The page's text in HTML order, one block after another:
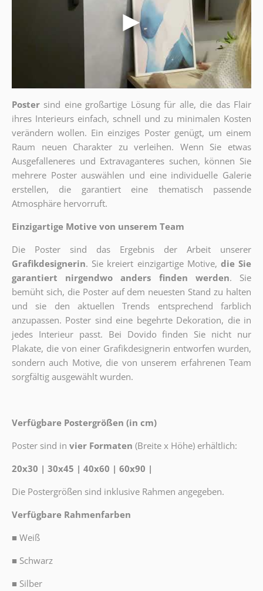
Poster sind eine großartige Lösung für alle, die das Flair
ihres Interieurs einfach, schnell und zu minimalen Kosten
verändern wollen. Ein einziges Poster genügt, um einem
Raum neuen Charakter zu verleihen. Wenn Sie etwas
Ausgefalleneres und Extravaganteres suchen, können Sie
mehrere Poster auswählen und eine individuelle Galerie
erstellen, die garantiert eine thematisch passende
Atmosphäre hervorruft.
Einzigartige Motive von unserem Team
Die Poster sind das Ergebnis der Arbeit unserer
Grafikdesignerin. Sie kreiert einzigartige Motive, die Sie
garantiert nirgendwo anders finden werden. Sie
bemüht sich, die Poster auf dem neuesten Stand zu halten
und sie den aktuellen Trends entsprechend farblich
anzupassen. Poster sind eine begehrte Dekoration, die in
jedes Interieur passt. Bei Dovido finden Sie nicht nur
Plakate, die von einer Grafikdesignerin entworfen wurden,
sondern auch Motive, die von unserem erfahrenen Team
sorgfältig ausgewählt wurden.
Verfügbare Postergrößen (in cm)
Poster sind in vier Formaten (Breite x Höhe) erhältlich:
20x30 | 30x45 | 40x60 | 60x90 |
Die Postergrößen sind inklusive Rahmen angegeben.
Verfügbare Rahmenfarben
■ Weiß
■ Schwarz
■ Silber